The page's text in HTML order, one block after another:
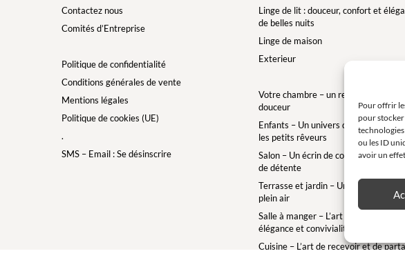
Pour offrir
pour stocker
ou les ID
avoir un
Contactez nous
Comités d’Entreprise
Politique de confidentialité
Conditions générales de vente
Mentions légales
Politique de cookies (UE)
.
SMS – Email : Se désinscrire
Linge de lit : douceur, confort et
de belles nuits
Linge de maison
Exterieur
Votre chambre – un refuge de bien-
douceur
Enfants – Un univers doux et
les petits rêveurs
Salon – Un écrin de confort pour des
de détente
Terrasse et jardin – Une bulle de
plein air
Salle à manger – L’art de la table avec
élégance et convivialité
Cuisine – L’art de recevoir et de